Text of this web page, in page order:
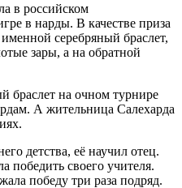
в российском
в нарды. В качестве приза
серебряный браслет,
зары, а на обратной
браслет на очном турнире
А жительница Салехарда
детства, её научил отец.
победить своего учителя.
победу три раза подряд.